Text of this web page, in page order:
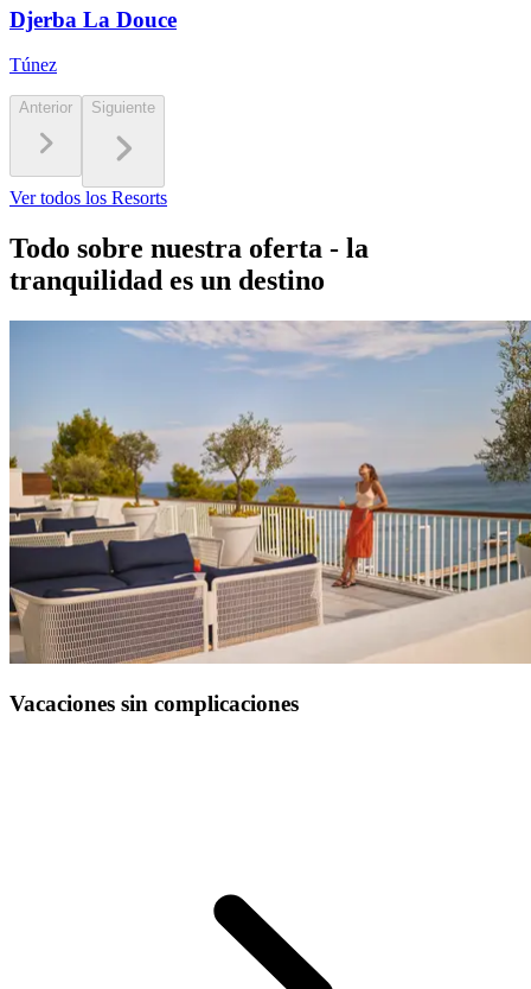
Djerba La Douce
Túnez
Anterior Siguiente
Ver todos los Resorts
Todo sobre nuestra oferta - la
tranquilidad es un destino
Vacaciones sin complicaciones